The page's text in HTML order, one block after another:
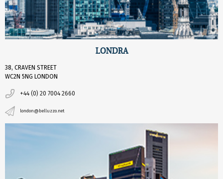
LONDRA
38, CRAVEN STREET
WC2N 5NG LONDON
+44 (0) 20 7004 2660
london@belluzzo.net